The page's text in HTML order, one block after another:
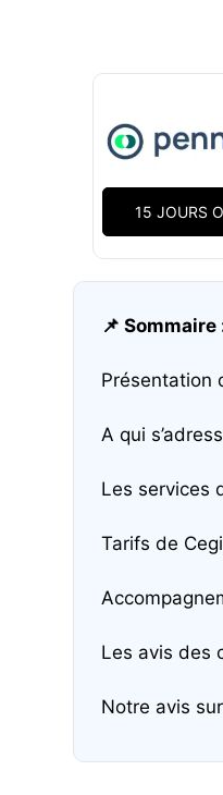
15 JOURS
📌 Sommaire
Présentation
A qui
Les services
Tarifs de
Les avis des
Notre avis